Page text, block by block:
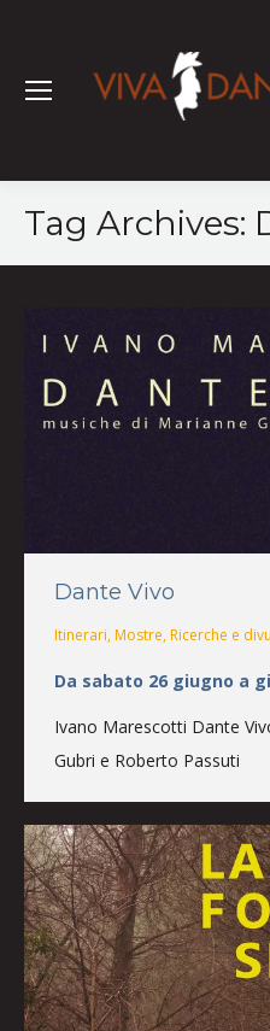
Tag Archives:
Dante Vivo
Itinerari, Mostre, Ricerche e
Da sabato 26 giugno a
Ivano Marescotti Dante
Gubri e Roberto Passuti